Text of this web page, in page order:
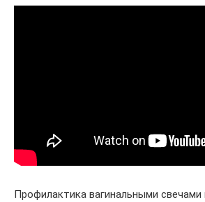
Профилактика вагинальными